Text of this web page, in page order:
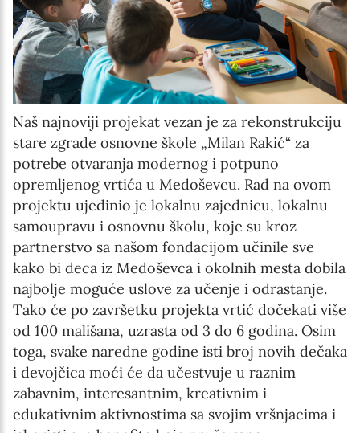
Naš najnoviji projekat vezan je za rekonstrukciju
stare zgrade osnovne škole „Milan Rakić“ za
potrebe otvaranja modernog i potpuno
opremljenog vrtića u Medoševcu. Rad na ovom
projektu ujedinio je lokalnu zajednicu, lokalnu
samoupravu i osnovnu školu, koje su kroz
partnerstvo sa našom fondacijom učinile sve
kako bi deca iz Medoševca i okolnih mesta dobila
najbolje moguće uslove za učenje i odrastanje.
Tako će po završetku projekta vrtić dočekati više
od 100 mališana, uzrasta od 3 do 6 godina. Osim
toga, svake naredne godine isti broj novih dečaka
i devojčica moći će da učestvuje u raznim
zabavnim, interesantnim, kreativnim i
edukativnim aktivnostima sa svojim vršnjacima i